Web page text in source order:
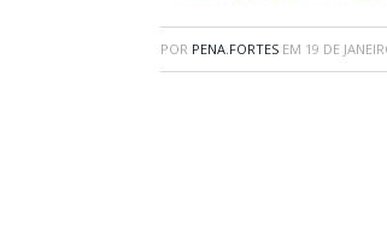
POR PENA.FORTES EM 19 DE